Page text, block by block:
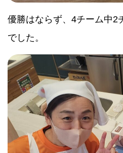
優勝はならず、4チーム中2
でした。